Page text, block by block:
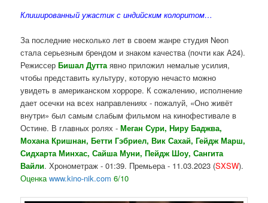
Клишированный ужастик с индийским колоритом…
За последние несколько лет в своем жанре студия Neon
стала серьезным брендом и знаком качества (почти как А24).
РежиссерБишал Дутта явно приложил немалые усилия,
чтобы представить культуру, которую нечасто можно
увидеть в американском хорроре. К сожалению, исполнение
дает осечки на всех направлениях - пожалуй, «Оно живёт
внутри» был самым слабым фильмом на кинофестивале в
Остине. В главных ролях -Меган Сури, Ниру Баджва,
Мохана Кришнан, Бетти Гэбриел, Вик Сахай, Гейдж Марш,
Сидхарта Минхас, Сайша Муни, Пейдж Шоу, Сангита
Вайли. Хронометраж - 01:39. Премьера - 11.03.2023 (SXSW).
Оценкаwww.kino-nik.com 6/10